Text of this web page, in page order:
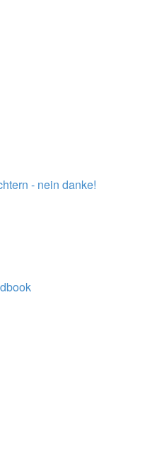
- nein danke!